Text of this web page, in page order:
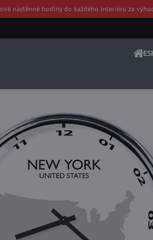
nástěnné hodiny do každého interiéru za